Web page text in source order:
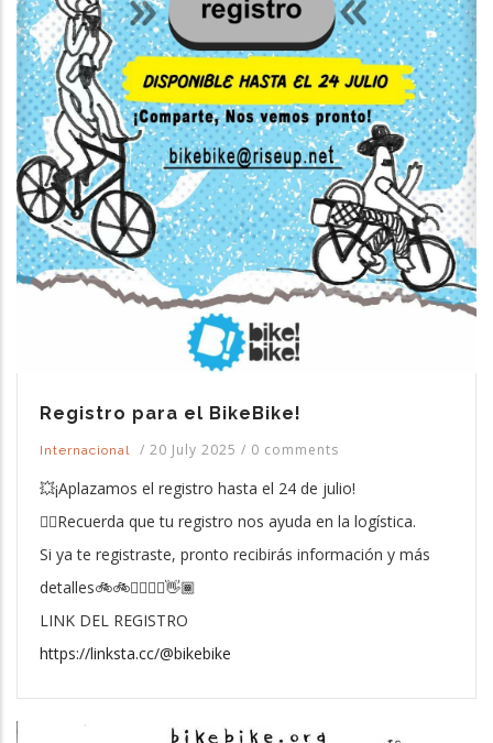
Registro para el BikeBike!
Internacional / 20 July 2025 / 0 comments
💥¡Aplazamos el registro hasta el 24 de julio!
👉🏾Recuerda que tu registro nos ayuda en la logística.
Si ya te registraste, pronto recibirás información y más
detalles🚲🚲🏴‍☠️🏴‍☠️👋🏾
LINK DEL REGISTRO
https://linksta.cc/@bikebike